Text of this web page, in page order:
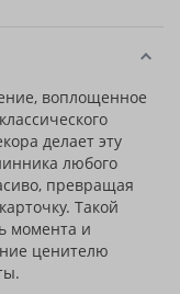
воплощенное
делает эту
любого
превращая
Такой
момента и
ценителю